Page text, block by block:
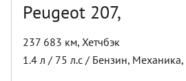
Peugeot 207,
237 683 км, Хетчбэк
1.4 л / 75 л.с / Бензин, Механика,